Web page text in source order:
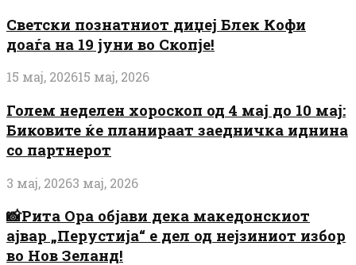
Светски познатниот диџеј Блек Кофи
доаѓа на 19 јуни во Скопје!
15 мај, 202615 мај, 2026
Голем неделен хороскоп од 4 мај до 10 мај:
Биковите ќе планираат заедничка иднина
со партнерот
3 мај, 20263 мај, 2026
📸Рита Ора објави дека македонскиот
ајвар „Перустија“ е дел од нејзиниот избор
во Нов Зеланд!